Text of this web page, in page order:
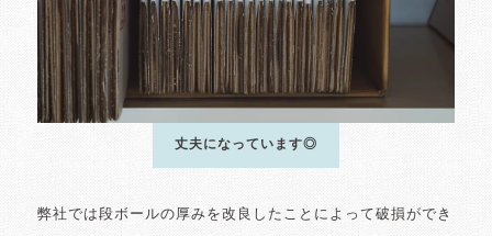
丈夫になっています◎
弊社では段ボールの厚みを改良したことによって破損ができ